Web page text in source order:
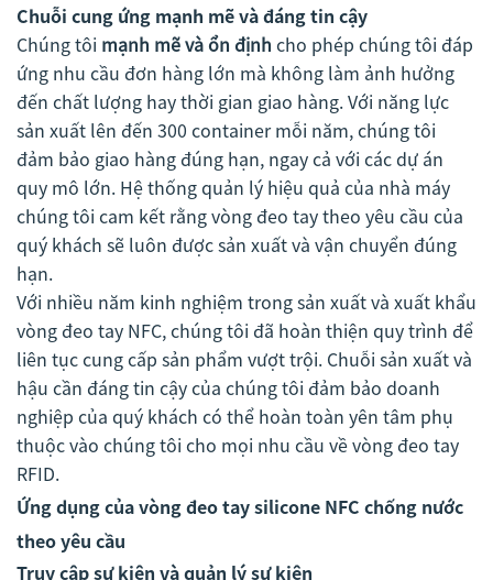
Chuỗi cung ứng mạnh mẽ và đáng tin cậy
Chúng tôi mạnh mẽ và ổn định cho phép chúng tôi đáp
ứng nhu cầu đơn hàng lớn mà không làm ảnh hưởng
đến chất lượng hay thời gian giao hàng. Với năng lực
sản xuất lên đến 300 container mỗi năm, chúng tôi
đảm bảo giao hàng đúng hạn, ngay cả với các dự án
quy mô lớn. Hệ thống quản lý hiệu quả của nhà máy
chúng tôi cam kết rằng vòng đeo tay theo yêu cầu của
quý khách sẽ luôn được sản xuất và vận chuyển đúng
hạn.
Với nhiều năm kinh nghiệm trong sản xuất và xuất khẩu
vòng đeo tay NFC, chúng tôi đã hoàn thiện quy trình để
liên tục cung cấp sản phẩm vượt trội. Chuỗi sản xuất và
hậu cần đáng tin cậy của chúng tôi đảm bảo doanh
nghiệp của quý khách có thể hoàn toàn yên tâm phụ
thuộc vào chúng tôi cho mọi nhu cầu về vòng đeo tay
RFID.
Ứng dụng của vòng đeo tay silicone NFC chống nước
theo yêu cầu
Truy cập sự kiện và quản lý sự kiện